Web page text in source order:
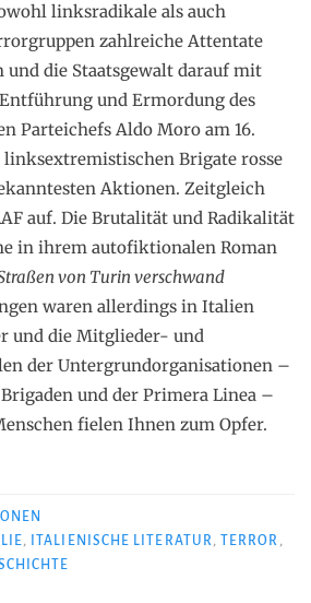
linksradikale als auch
zahlreiche Attentate
und die Staatsgewalt darauf mit
und Ermordung des
Parteichefs Aldo Moro am 16.
linksextremistischen Brigate rosse
Aktionen. Zeitgleich
auf. Die Brutalität und Radikalität
in ihrem autofiktionalen Roman
von Turin verschwand
waren allerdings in Italien
und die Mitglieder- und
der Untergrundorganisationen –
und der Primera Linea –
fielen Ihnen zum Opfer.
, ITALIENISCHE LITERATUR ,TERROR ,